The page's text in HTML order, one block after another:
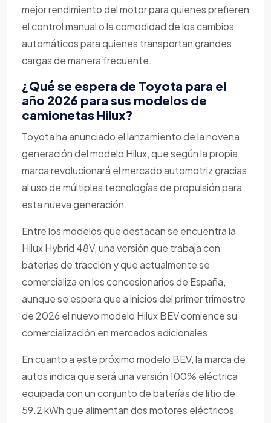
mejor rendimiento del motor para quienes prefieren
el control manual o la comodidad de los cambios
automáticos para quienes transportan grandes
cargas de manera frecuente.
¿Qué se espera de Toyota para el
año 2026 para sus modelos de
camionetas Hilux?
Toyota ha anunciado el lanzamiento de la novena
generación del modelo Hilux, que según la propia
marca revolucionará el mercado automotriz gracias
al uso de múltiples tecnologías de propulsión para
esta nueva generación.
Entre los modelos que destacan se encuentra la
Hilux Hybrid 48V, una versión que trabaja con
baterías de tracción y que actualmente se
comercializa en los concesionarios de España,
aunque se espera que a inicios del primer trimestre
de 2026 el nuevo modelo Hilux BEV comience su
comercialización en mercados adicionales.
En cuanto a este próximo modelo BEV, la marca de
autos indica que será una versión 100% eléctrica
equipada con un conjunto de baterías de litio de
59.2 kWh que alimentan dos motores eléctricos